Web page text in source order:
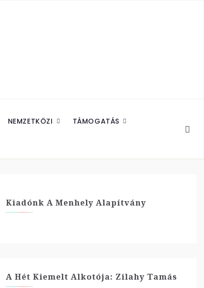
NEMZETKÖZI TÁMOGATÁS
Kiadónk A Menhely Alapítvány
A Hét Kiemelt Alkotója: Zilahy Tamás